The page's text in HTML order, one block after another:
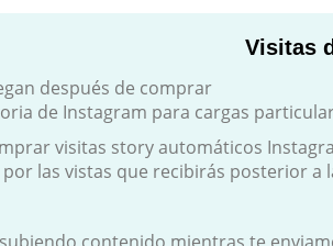
Visitas
después de comprar
de Instagram para cargas
visitas story automáticos
las vistas que recibirás posterior a
contenido mientras te